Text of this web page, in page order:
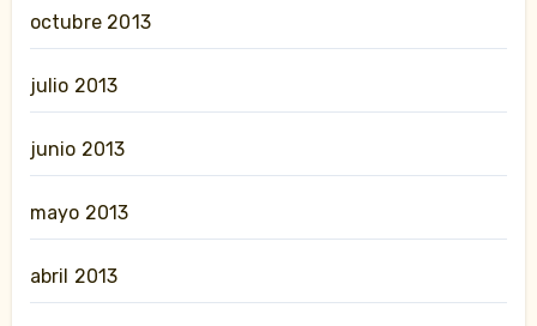
octubre 2013
julio 2013
junio 2013
mayo 2013
abril 2013